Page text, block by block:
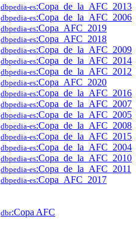
dbpedia-es:Copa_de_la_AFC_2013
dbpedia-es:Copa_de_la_AFC_2006
dbpedia-es:Copa_AFC_2019
dbpedia-es:Copa_AFC_2018
dbpedia-es:Copa_de_la_AFC_2009
dbpedia-es:Copa_de_la_AFC_2014
dbpedia-es:Copa_de_la_AFC_2012
dbpedia-es:Copa_AFC_2020
dbpedia-es:Copa_de_la_AFC_2016
dbpedia-es:Copa_de_la_AFC_2007
dbpedia-es:Copa_de_la_AFC_2005
dbpedia-es:Copa_de_la_AFC_2008
dbpedia-es:Copa_de_la_AFC_2015
dbpedia-es:Copa_de_la_AFC_2004
dbpedia-es:Copa_de_la_AFC_2010
dbpedia-es:Copa_de_la_AFC_2011
dbpedia-es:Copa_AFC_2017
dbr:Copa AFC